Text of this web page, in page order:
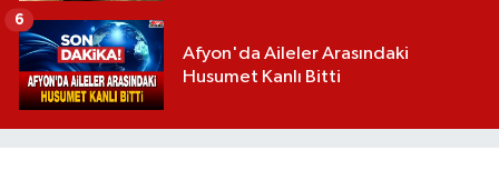
Afyon'da Aileler Arasındaki
Husumet Kanlı Bitti
6